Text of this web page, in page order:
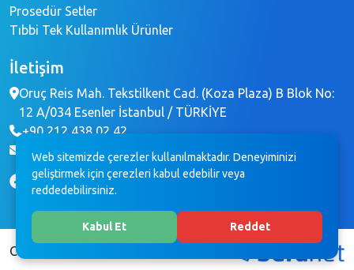
Prosedür Setler
Tıbbi Tek Kullanımlık Ürünler
İletişim
Oruç Reis Mah. Tekstilkent Cad. (Koza Plaza) B Blok No:
12 A/034 Esenler İstanbul / TÜRKİYE
+90 212 438 02 42
info@brochemedikal.com
Copyright © 2023 BROCHE MEDİKAL
Web sitemizde çerezler kullanılmaktadır. Deneyiminizi
geliştirmek için çerezleri kabul edebilir veya
reddedebilirsiniz.
Kabul Et Reddet